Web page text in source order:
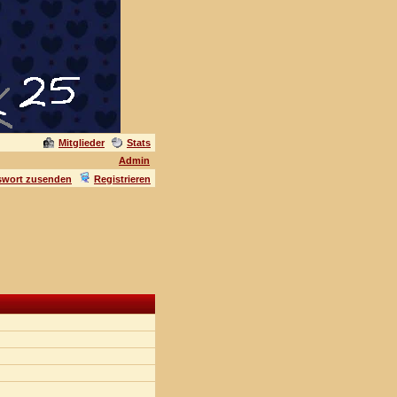
Mitglieder
Stats
Admin
zusenden Registrieren